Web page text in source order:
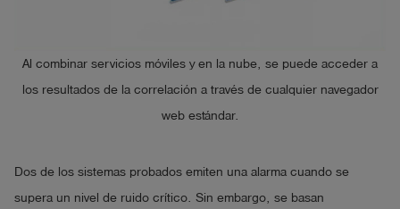
Al combinar servicios móviles y en la nube, se puede acceder a
los resultados de la correlación a través de cualquier navegador
web estándar.
Dos de los sistemas probados emiten una alarma cuando se
supera un nivel de ruido crítico. Sin embargo, se basan